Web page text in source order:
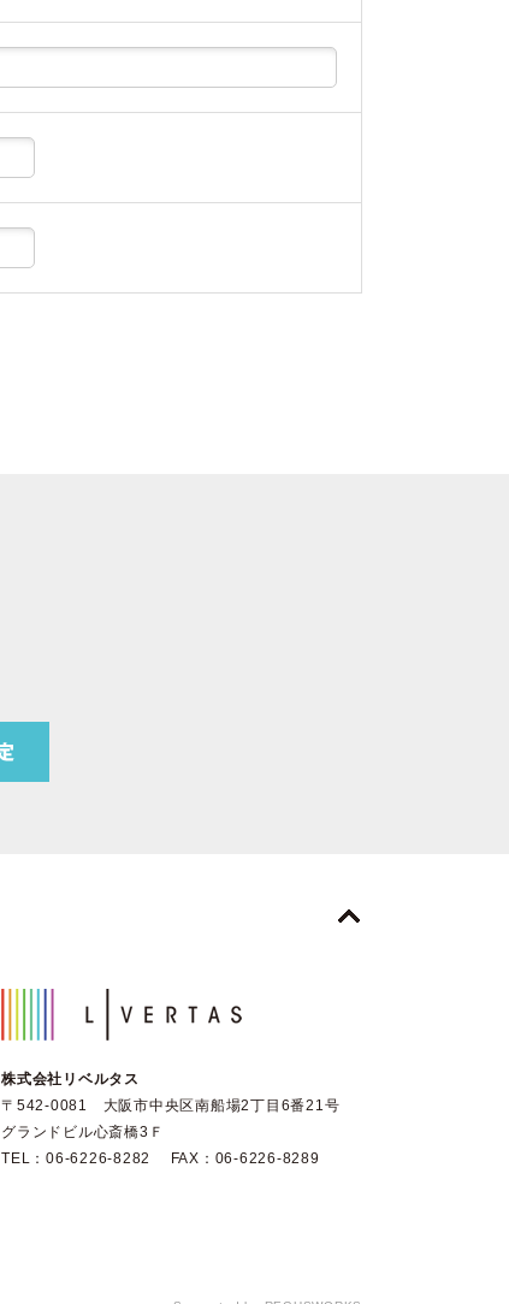
株式会社リベルタス
〒542-0081 大阪市中央区南船場2丁目6番21号
グランドビル心斎橋3Ｆ
TEL：06-6226-8282 FAX：06-6226-8289